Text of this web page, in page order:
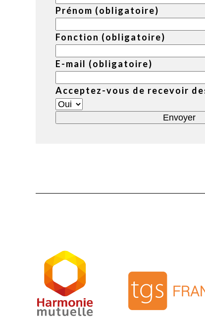
Prénom (obligatoire)
Fonction (obligatoire)
E-mail (obligatoire)
Acceptez-vous de recevoir